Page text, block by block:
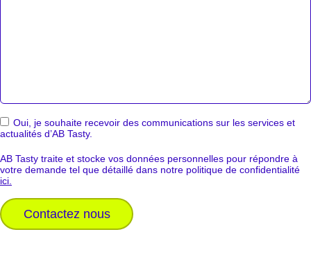
Oui, je souhaite recevoir des communications sur les services et
actualités d’AB Tasty.
AB Tasty traite et stocke vos données personnelles pour répondre à
votre demande tel que détaillé dans notre politique de confidentialité
ici.